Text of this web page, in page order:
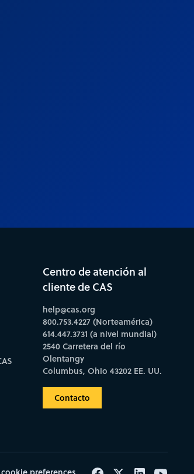
Centro de atención al
cliente de CAS
help@cas.org
800.753.4227 (Norteamérica)
614.447.3731 (a nivel mundial)
2540 Carretera del río
Olentangy
Columbus, Ohio 43202 EE. UU.
Contacto